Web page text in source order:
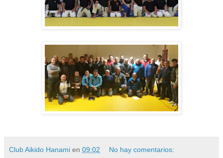
Club Aikido Hanami en 09:02 No hay comentarios: